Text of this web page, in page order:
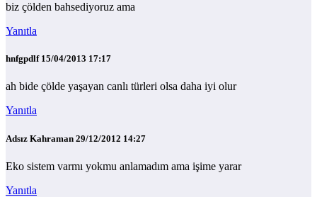
biz çölden bahsediyoruz ama
Yanıtla
hnfgpdlf 15/04/2013 17:17
ah bide çölde yaşayan canlı türleri olsa daha iyi olur
Yanıtla
Adsız Kahraman 29/12/2012 14:27
Eko sistem varmı yokmu anlamadım ama işime yarar
Yanıtla